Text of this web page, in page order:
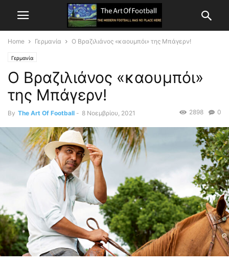
Home Γερμανία Ο Βραζιλιάνος «καουμπόι» της Μπάγερν!
Γερμανία
Ο Βραζιλιάνος «καουμπόι»
της Μπάγερν!
By The Art Of Football - 8 Νοεμβρίου, 2021 0
2898